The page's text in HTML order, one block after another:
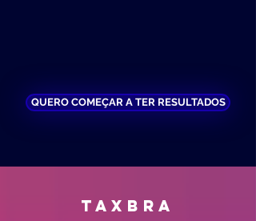
QUERO COMEÇAR A TER RESULTADOS
taxbra